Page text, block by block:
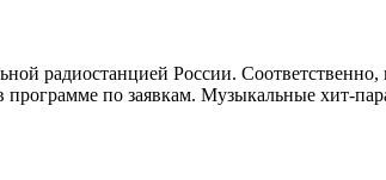
радиостанцией России.
по заявкам. Музыкальные хит-